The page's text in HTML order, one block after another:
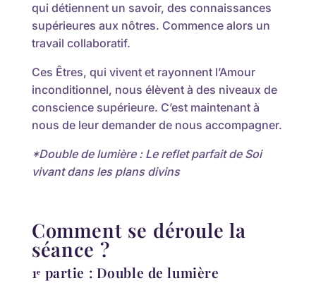
qui détiennent un savoir, des connaissances
supérieures aux nôtres. Commence alors un
travail collaboratif.
Ces Êtres, qui vivent et rayonnent l’Amour
inconditionnel, nous élèvent à des niveaux de
conscience supérieure. C’est maintenant à
nous de leur demander de nous accompagner.
*Double de lumière : Le reflet parfait de Soi
vivant dans les plans divins
Comment se déroule la
séance ?
1ᵉ partie : Double de lumière